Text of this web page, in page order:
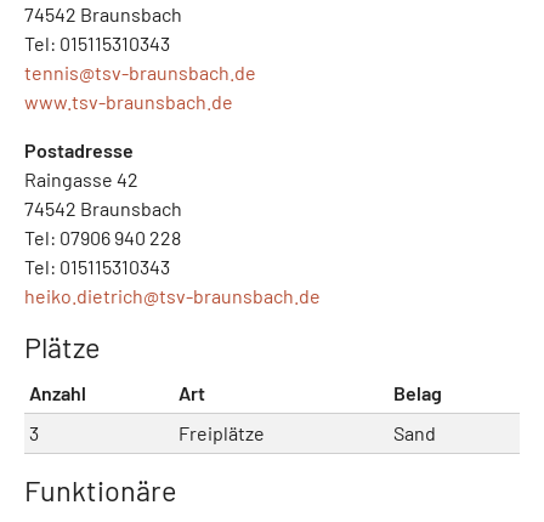
74542 Braunsbach
Tel: 015115310343
tennis@tsv-braunsbach.de
www.tsv-braunsbach.de
Postadresse
Raingasse 42
74542 Braunsbach
Tel: 07906 940 228
Tel: 015115310343
heiko.dietrich@tsv-braunsbach.de
Plätze
Anzahl Art
Belag
3
Freiplätze Sand
Funktionäre